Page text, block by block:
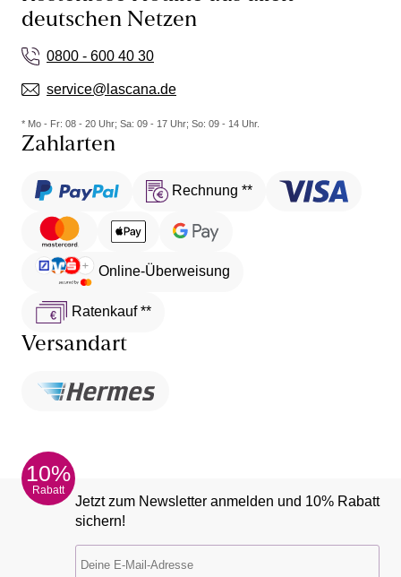
deutschen Netzen
0800 - 600 40 30
service@lascana.de
* Mo - Fr: 08 - 20 Uhr; Sa: 09 - 17 Uhr; So: 09 - 14 Uhr.
Zahlarten
Rechnung **
Online-Überweisung
Ratenkauf **
Versandart
10%
Rabatt
Jetzt zum Newsletter anmelden und 10% Rabatt
sichern!